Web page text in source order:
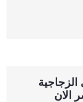
الزجاجية